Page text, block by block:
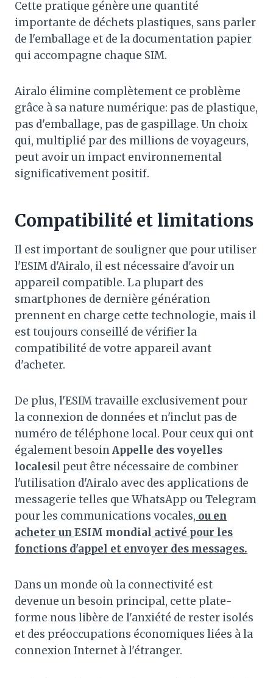
Cette pratique génère une quantité
importante de déchets plastiques, sans parler
de l'emballage et de la documentation papier
qui accompagne chaque SIM.
Airalo élimine complètement ce problème
grâce à sa nature numérique: pas de plastique,
pas d'emballage, pas de gaspillage. Un choix
qui, multiplié par des millions de voyageurs,
peut avoir un impact environnemental
significativement positif.
Compatibilité et limitations
Il est important de souligner que pour utiliser
l'ESIM d'Airalo, il est nécessaire d'avoir un
appareil compatible. La plupart des
smartphones de dernière génération
prennent en charge cette technologie, mais il
est toujours conseillé de vérifier la
compatibilité de votre appareil avant
d'acheter.
De plus, l'ESIM travaille exclusivement pour
la connexion de données et n'inclut pas de
numéro de téléphone local. Pour ceux qui ont
également besoinAppelle des voyelles
localesil peut être nécessaire de combiner
l'utilisation d'Airalo avec des applications de
messagerie telles que WhatsApp ou Telegram
pour les communications vocales, ou en
acheter un ESIM mondial activé pour les
fonctions d'appel et envoyer des messages.
Dans un monde où la connectivité est
devenue un besoin principal, cette plate-
forme nous libère de l'anxiété de rester isolés
et des préoccupations économiques liées à la
connexion Internet à l'étranger.